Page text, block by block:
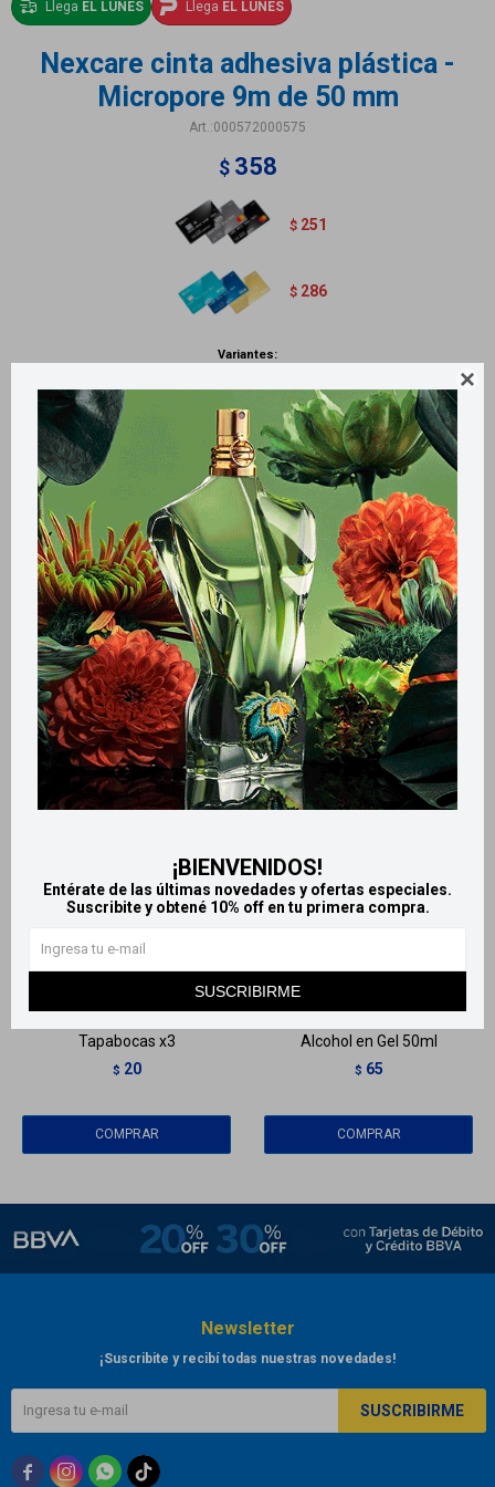

¡BIENVENIDOS!
Entérate de las últimas novedades y ofertas especiales.
Suscribite y obtené 10% off en tu primera compra.
SUSCRIBIRME
Llega EL LUNES Llega EL LUNES
Nexcare cinta adhesiva plástica -
Micropore 9m de 50 mm
000572000575
$ 358
$ 251
$ 286
Variantes:
Métodos y costos de envío
Retiros gratuitos en tiendas
Productos que te pueden interesar
LlegaEL LUNES
Tapabocas x3
$ 20
Alcohol en Gel 50ml
$ 65
Newsletter
¡Suscribite y recibí todas nuestras novedades!
SUSCRIBIRME
  